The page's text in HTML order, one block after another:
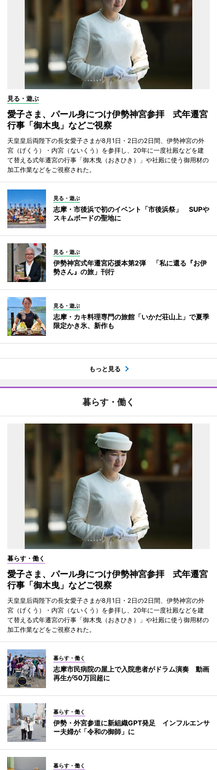
見る・遊ぶ
愛子さま、パール身につけ伊勢神宮参拝 式年遷宮
行事「御木曳」などご視察
天皇皇后両陛下の長女愛子さまが8月1日・2日の2日間、伊勢神宮の外
宮（げくう）・内宮（ないくう）を参拝し、20年に一度社殿などを建
て替える式年遷宮の行事「御木曳（おきひき）」や社殿に使う御用材の
加工作業などをご視察された。
見る・遊ぶ
志摩・市後浜で初のイベント「市後浜祭」 SUPや
スキムボードの聖地に
見る・遊ぶ
伊勢神宮式年遷宮応援本第2弾 「私に還る『お伊
勢さん』の旅」刊行
見る・遊ぶ
志摩・カキ料理専門の旅館「いかだ荘山上」で夏季
限定かき氷、新作も
もっと見る
暮らす・働く
暮らす・働く
愛子さま、パール身につけ伊勢神宮参拝 式年遷宮
行事「御木曳」などご視察
天皇皇后両陛下の長女愛子さまが8月1日・2日の2日間、伊勢神宮の外
宮（げくう）・内宮（ないくう）を参拝し、20年に一度社殿などを建
て替える式年遷宮の行事「御木曳（おきひき）」や社殿に使う御用材の
加工作業などをご視察された。
暮らす・働く
志摩市民病院の屋上で入院患者がドラム演奏 動画
再生が50万回超に
暮らす・働く
伊勢・外宮参道に新組織GPT発足 インフルエンサ
ー夫婦が「令和の御師」に
暮らす・働く